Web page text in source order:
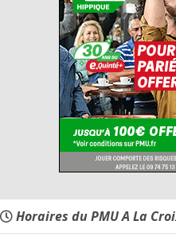
Horaires du PMU A La